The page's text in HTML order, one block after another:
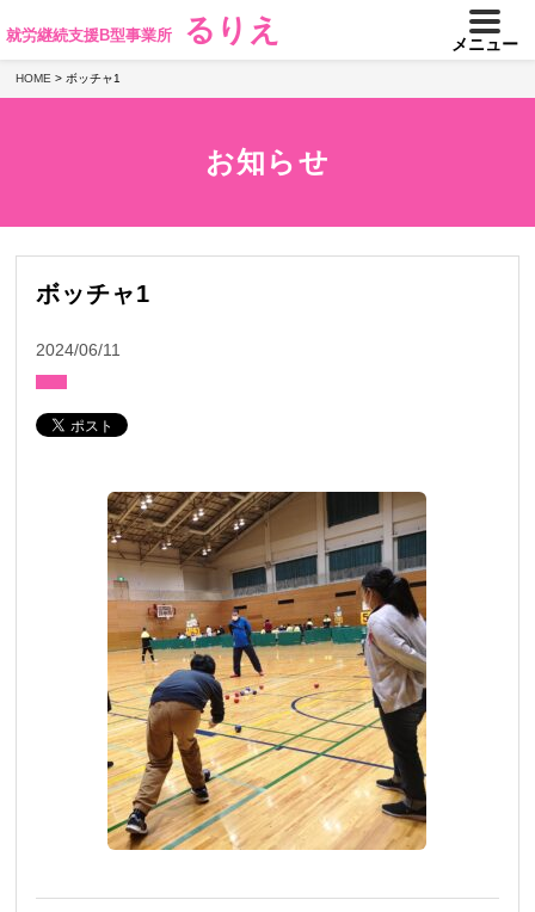
就労継続支援B型事業所 るりえ メニュー
HOME > ボッチャ1
お知らせ
ボッチャ1
2024/06/11